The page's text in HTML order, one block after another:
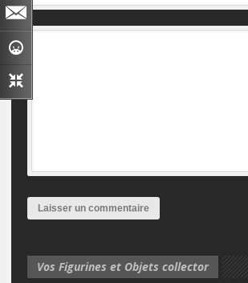
Vos Figurines et Objets collector